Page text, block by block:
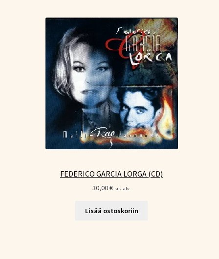
FEDERICO GARCIA LORGA (CD)
30,00€ sis. alv.
Lisää ostoskoriin